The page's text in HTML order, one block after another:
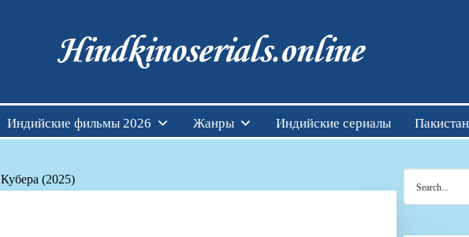
Индийские фильмы
Индийские фильмы 2026 Жанры Индийские сериалы
Кубера (2025)
for: